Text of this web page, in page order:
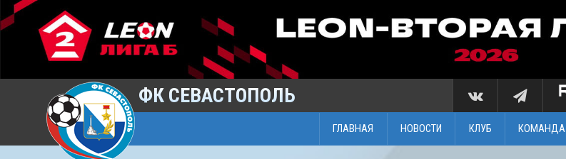
ФК СЕВАСТОПОЛЬ
ГЛАВНАЯ НОВОСТИ КЛУБ КОМАНДА